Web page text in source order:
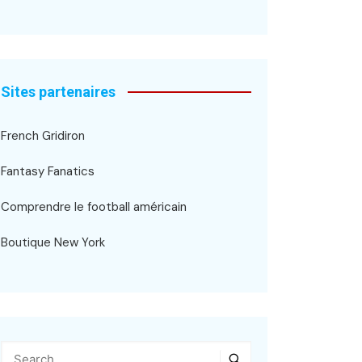
Sites partenaires
French Gridiron
Fantasy Fanatics
Comprendre le football américain
Boutique New York